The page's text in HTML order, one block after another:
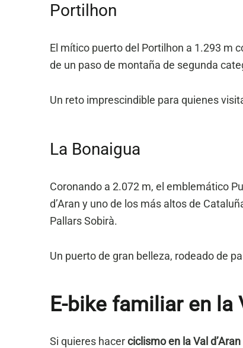
Portilhon
El mítico puerto del Portilhon a 1.293 m
de un paso de montaña de segunda
Un reto imprescindible para quienes
La Bonaigua
Coronando a 2.072 m, el emblemático
d’Aran y uno de los más altos de
Pallars Sobirà.
Un puerto de gran belleza, rodeado de
E-bike familiar en la
Si quieres hacerciclismo en la Val d’Aran